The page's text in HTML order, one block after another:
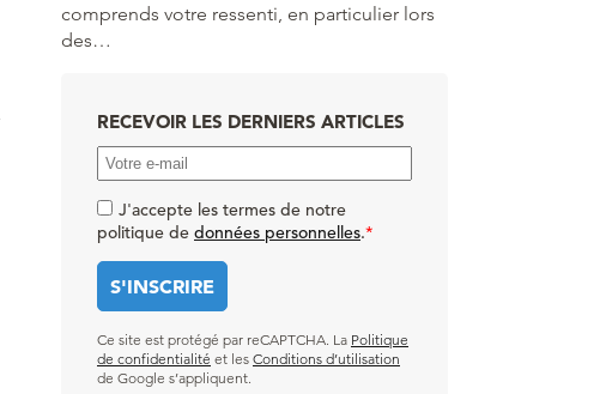
comprends votre ressenti, en particulier lors
des…
RECEVOIR LES DERNIERS ARTICLES
J'accepte les termes de notre
politique de données personnelles.*
Ce site est protégé par reCAPTCHA. La Politique
de confidentialité et les Conditions d’utilisation
de Google s’appliquent.